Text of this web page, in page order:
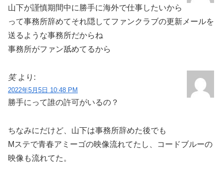
山下が謹慎期間中に勝手に海外で仕事したいから
って事務所辞めてそれ隠してファンクラブの更新メールを
送るような事務所だからね
事務所がファン舐めてるから
笑 より:
2022年5月5日 10:48 PM
勝手にって誰の許可がいるの？
ちなみにだけど、山下は事務所辞めた後でも
Mステで青春アミーゴの映像流れてたし、コードブルーの
映像も流れてた。